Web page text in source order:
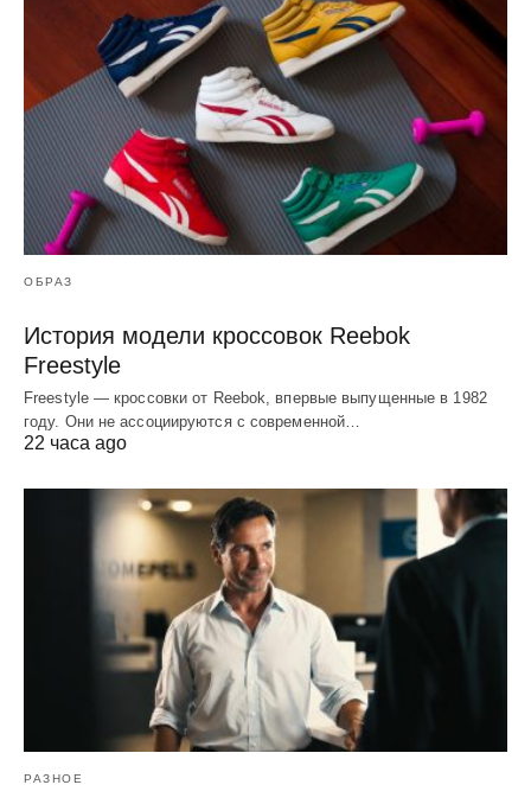
ОБРАЗ
История модели кроссовок Reebok
Freestyle
Freestyle — кроссовки от Reebok, впервые выпущенные в 1982
году. Они не ассоциируются с современной…
22 часа ago
РАЗНОЕ